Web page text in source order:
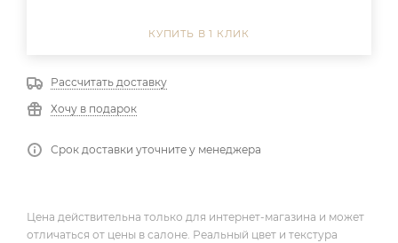
КУПИТЬ В 1 КЛИК
Рассчитать доставку
Хочу в подарок
Срок доставки уточните у менеджера
Цена действительна только для интернет-магазина и может
отличаться от цены в салоне. Реальный цвет и текстура